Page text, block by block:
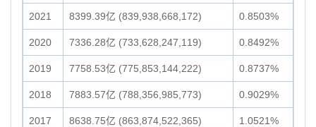
2021 8399.39亿 (839,938,668,172) 0.8503%
2020 7336.28亿 (733,628,247,119) 0.8492%
2019 7758.53亿 (775,853,144,222) 0.8737%
2018 7883.57亿 (788,356,985,773) 0.9029%
2017 8638.75亿 (863,874,522,365) 1.0521%